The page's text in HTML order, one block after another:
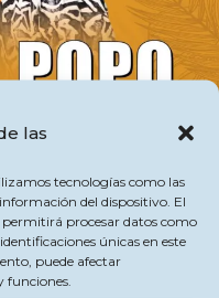
las
tecnologías como las
del dispositivo. El
procesar datos como
únicas en este
puede afectar
funciones.